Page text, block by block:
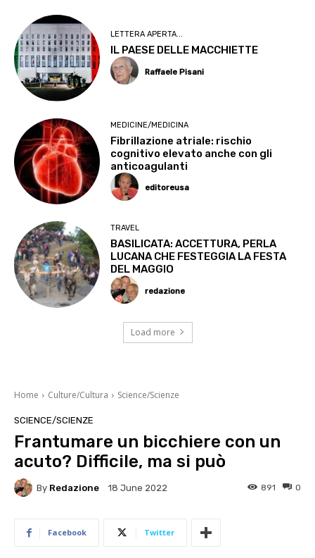
LETTERA APERTA...
IL PAESE DELLE MACCHIETTE
Raffaele Pisani
MEDICINE/MEDICINA
Fibrillazione atriale: rischio
cognitivo elevato anche con gli
anticoagulanti
editoreusa
TRAVEL
BASILICATA: ACCETTURA, PERLA
LUCANA CHE FESTEGGIA LA FESTA
DEL MAGGIO
redazione
Load more